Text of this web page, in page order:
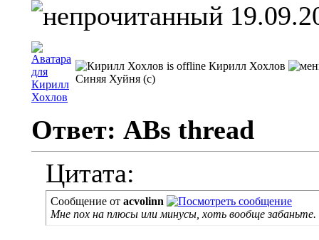
Кирилл Хохлов
Синяя Хуйня (с)
Ответ: ABs thread
Цитата:
Сообщение от acvolinn
Мне пох на плюсы или минусы, хоть вообще